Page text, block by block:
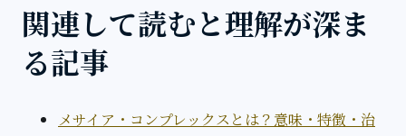
関連して読むと理解が深ま
る記事
メサイア・コンプレックスとは？意味・特徴・治